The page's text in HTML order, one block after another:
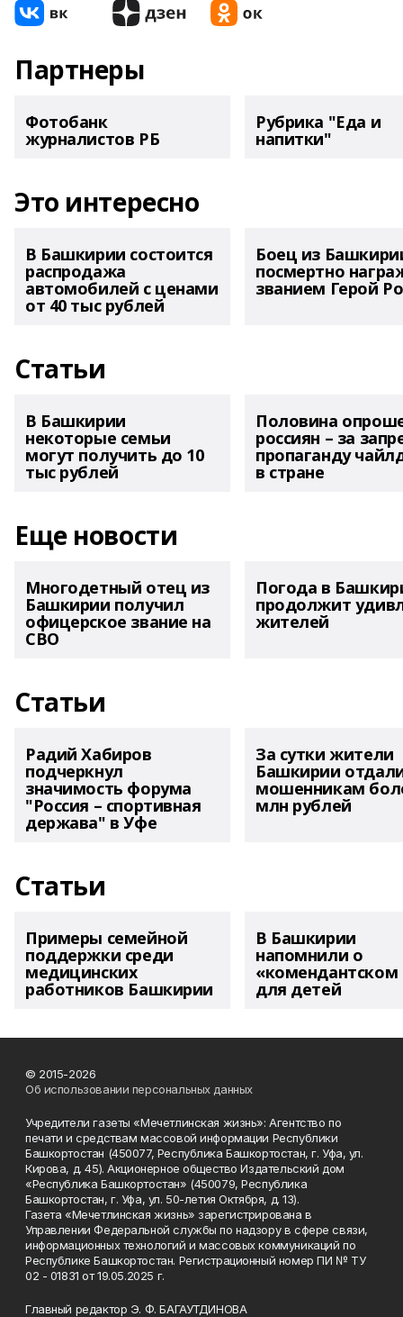
Партнеры
Фотобанк
журналистов РБ
Рубрика "Еда и
напитки"
Это интересно
В Башкирии состоится
распродажа
автомобилей с ценами
от 40 тыс рублей
Боец из
посмертно
званием Герой
Статьи
В Башкирии
некоторые семьи
могут получить до 10
тыс рублей
Половина
россиян – за
пропаганду
в стране
Еще новости
Многодетный отец из
Башкирии получил
офицерское звание на
СВО
Погода в
продолжит
жителей
Статьи
Радий Хабиров
подчеркнул
значимость форума
"Россия – спортивная
держава" в Уфе
За сутки жители
Башкирии
мошенникам
млн рублей
Статьи
Примеры семейной
поддержки среди
медицинских
работников Башкирии
В Башкирии
напомнили о
«комендантском
для детей
© 2015-2026
Об использовании персональных данных
Учредители газеты «Мечетлинская жизнь»: Агентство по
печати и средствам массовой информации Республики
Башкортостан (450077, Республика Башкортостан, г. Уфа, ул.
Кирова, д. 45). Акционерное общество Издательский дом
«Республика Башкортостан» (450079, Республика
Башкортостан, г. Уфа, ул. 50-летия Октября, д. 13).
Газета «Мечетлинская жизнь» зарегистрирована в
Управлении Федеральной службы по надзору в сфере связи,
информационных технологий и массовых коммуникаций по
Республике Башкортостан. Регистрационный номер ПИ № ТУ
02 - 01831 от 19.05.2025 г.
Главный редактор Э. Ф. БАГАУТДИНОВА